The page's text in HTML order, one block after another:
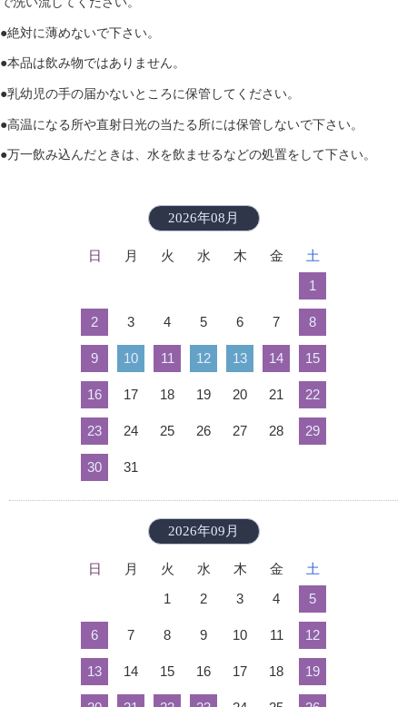
●絶対に薄めないで下さい。
●本品は飲み物ではありません。
●乳幼児の手の届かないところに保管してください。
●高温になる所や直射日光の当たる所には保管しないで下さい。
●万一飲み込んだときは、水を飲ませるなどの処置をして下さい。
2026年08月
日 月 火 水 木 金
土
1
2 3 4 5 6 7 8
9 10 11 12 13 14 15
16 17 18 19 20 21 22
23 24 25 26 27 28 29
30 31
2026年09月
日 月 火 水 木 金
土
1
2 3 4 5
6 7 8 9 10 11 12
13 14 15 16 17 18 19